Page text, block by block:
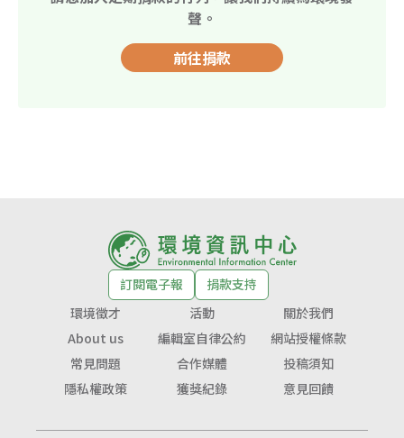
聲。
前往捐款
訂閱電子報
捐款支持
環境徵才
活動
關於我們
About us
編輯室自律公約
網站授權條款
常見問題
合作媒體
投稿須知
隱私權政策
獲獎紀錄 意見回饋